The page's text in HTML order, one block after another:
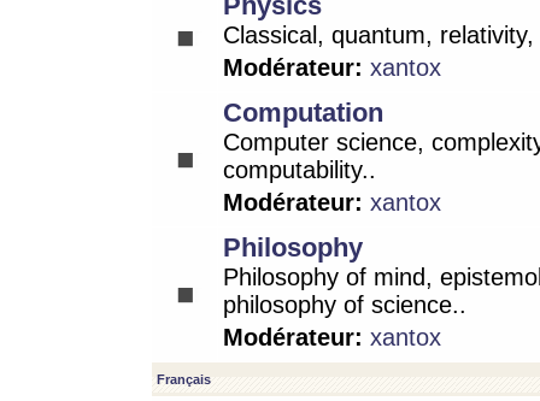
Classical, quantum,
Modérateur: xantox
Computation
Computer science,
computability..
Modérateur: xantox
Philosophy
Philosophy of mind,
philosophy of science..
Modérateur: xantox
Français